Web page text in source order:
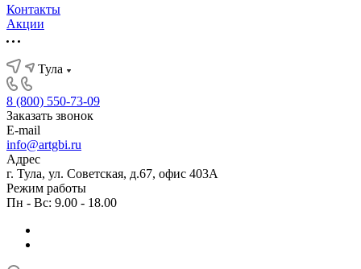
Контакты
Акции
Тула
8 (800) 550-73-09
Заказать звонок
E-mail
info@artgbi.ru
Адрес
г. Тула, ул. Советская, д.67, офис 403А
Режим работы
Пн - Вс: 9.00 - 18.00